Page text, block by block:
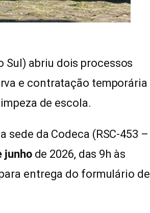
Sul) abriu dois processos
e contratação temporária
de escola.
da Codeca (RSC-453 –
junhode 2026, das 9h às
entrega do formulário de